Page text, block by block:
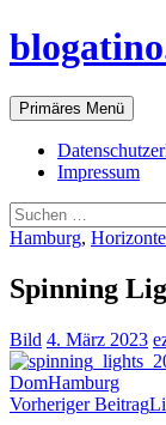
Suchen
Primäres Menü Zum
Inhalt
Impressum
Suchen
nach:
Hamburg, Horizonte
Spinning
Bild 4. März 2023
DomHamburg
Vorheriger Beitrag